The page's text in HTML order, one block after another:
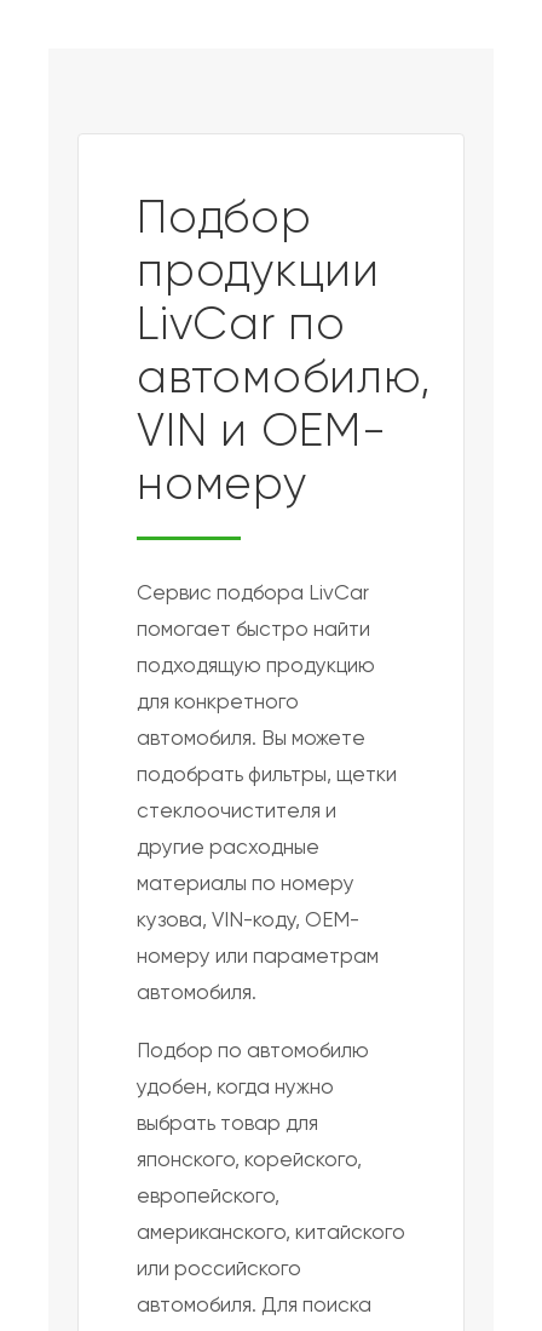
Подбор
продукции
LivCar по
автомобилю,
VIN и OEM-
номеру
Сервис подбора LivCar
помогает быстро найти
подходящую продукцию
для конкретного
автомобиля. Вы можете
подобрать фильтры, щетки
стеклоочистителя и
другие расходные
материалы по номеру
кузова, VIN-коду, OEM-
номеру или параметрам
автомобиля.
Подбор по автомобилю
удобен, когда нужно
выбрать товар для
японского, корейского,
европейского,
американского, китайского
или российского
автомобиля. Для поиска